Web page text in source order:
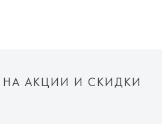
АКЦИИ И СКИДКИ